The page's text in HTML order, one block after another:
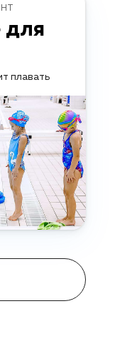
для
плавать